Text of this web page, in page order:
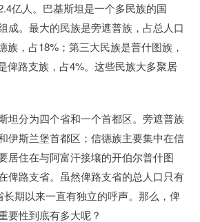
亿人。巴基斯坦是一个多民族的国
成。最大的民族是旁遮普族，占总人口
族，占18%；第三大民族是普什图族，
俾路支族，占4%。这些民族大多聚居
坦分为四个省和一个首都区。旁遮普族
伊斯兰堡首都区；信德族主要集中在信
居住在与阿富汗接壤的开伯尔普什图
俾路支省。虽然俾路支省的总人口只有
长期以来一直有独立的呼声。那么，俾
要性到底有多大呢？